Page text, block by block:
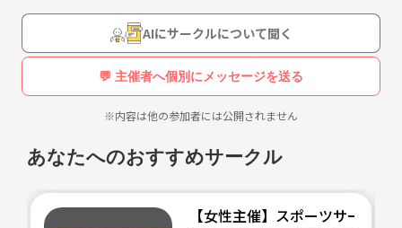
AIにサークルについて聞く
💬 主催者へ個別にメッセージを送る
※内容は他の参加者には公開されません
あなたへのおすすめサークル
【女性主催】スポーツサークル